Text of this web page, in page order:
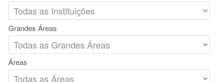
Grandes Áreas
Áreas